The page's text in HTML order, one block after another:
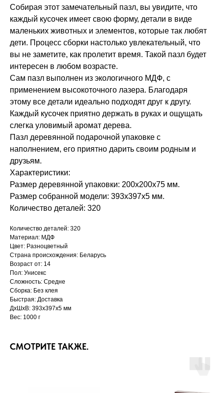
Собирая этот замечательный пазл, вы увидите, что
каждый кусочек имеет свою форму, детали в виде
маленьких животных и элементов, которые так любят
дети. Процесс сборки настолько увлекательный, что
вы не заметите, как пролетит время. Такой пазл будет
интересен в любом возрасте.
Сам пазл выполнен из экологичного МДФ, с
применением высокоточного лазера. Благодаря
этому все детали идеально подходят друг к другу.
Каждый кусочек приятно держать в руках и ощущать
слегка уловимый аромат дерева.
Пазл деревянной подарочной упаковке с
наполнением, его приятно дарить своим родным и
друзьям.
Характеристики:
Размер деревянной упаковки: 200x200x75 мм.
Размер собранной модели: 393x397x5 мм.
Количество деталей: 320
Количество деталей: 320
Материал: МДФ
Цвет: Разноцветный
Страна происхождения: Беларусь
Возраст от: 14
Пол: Унисекс
Сложность: Средне
Сборка: Без клея
Быстрая: Доставка
ДxШxВ: 393x397x5 мм
Вес: 1000 г
СМОТРИТЕ ТАКЖЕ.